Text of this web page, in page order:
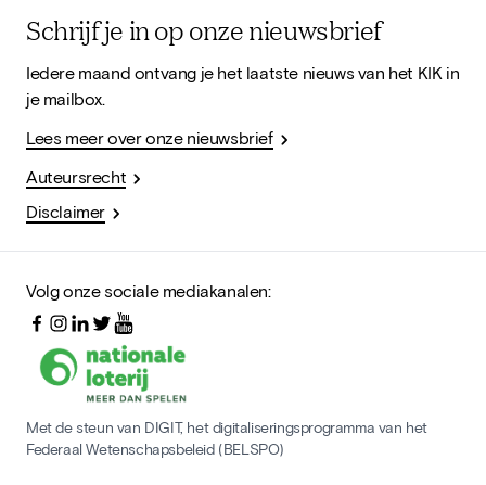
Schrijf je in op onze nieuwsbrief
Iedere maand ontvang je het laatste nieuws van het KIK in
je mailbox.
Lees meer over onze nieuwsbrief
Auteursrecht
Disclaimer
Volg onze sociale mediakanalen:
Met de steun van DIGIT, het digitaliseringsprogramma van het
Federaal Wetenschapsbeleid (BELSPO)